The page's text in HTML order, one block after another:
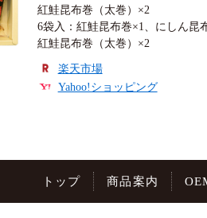
紅鮭昆布巻（太巻）×2
6袋入：紅鮭昆布巻×1、にしん昆
紅鮭昆布巻（太巻）×2
楽天市場
Yahoo!ショッピング
トップ 商品案内